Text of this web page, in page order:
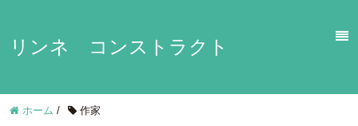
リンネ コンストラクト
ホーム / 作家